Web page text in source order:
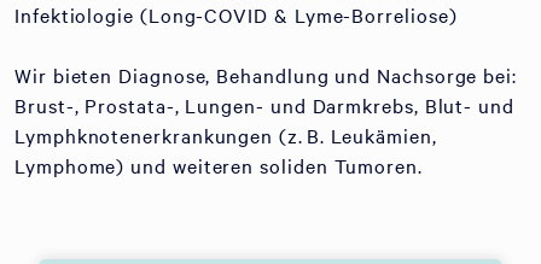
Infektiologie (Long-COVID & Lyme-Borreliose)
Wir bieten Diagnose, Behandlung und Nachsorge bei:
Brust-, Prostata-, Lungen- und Darmkrebs, Blut- und
Lymphknotenerkrankungen (z. B. Leukämien,
Lymphome) und weiteren soliden Tumoren.